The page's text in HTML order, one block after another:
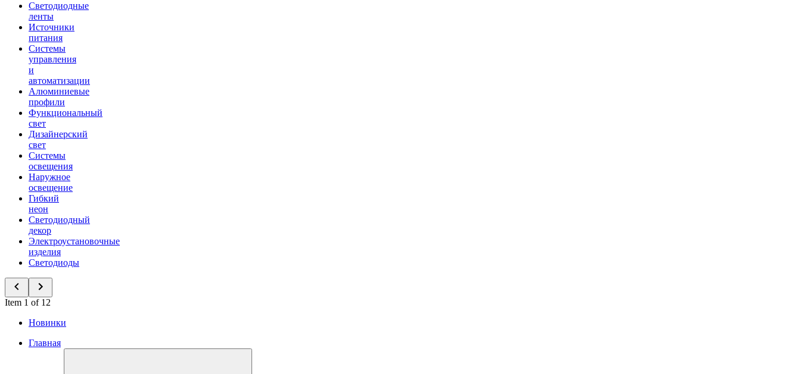
Светодиодные
ленты
Источники
питания
Системы
управления
и
автоматизации
Алюминиевые
профили
Функциональный
свет
Дизайнерский
свет
Системы
освещения
Наружное
освещение
Гибкий
неон
Светодиодный
декор
Электроустановочные
изделия
Светодиоды
Item 1 of 12
Новинки
Главная